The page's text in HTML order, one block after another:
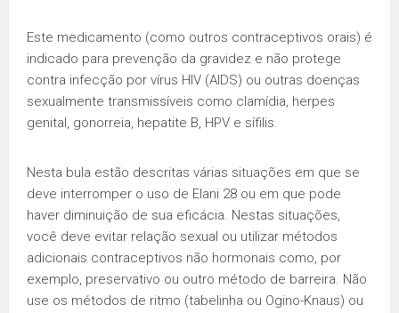
Este medicamento (como outros contraceptivos orais) é
indicado para prevenção da gravidez e não protege
contra infecção por vírus HIV (AIDS) ou outras doenças
sexualmente transmissíveis como clamídia, herpes
genital, gonorreia, hepatite B, HPV e sífilis.
Nesta bula estão descritas várias situações em que se
deve interromper o uso de Elani 28 ou em que pode
haver diminuição de sua eficácia. Nestas situações,
você deve evitar relação sexual ou utilizar métodos
adicionais contraceptivos não hormonais como, por
exemplo, preservativo ou outro método de barreira. Não
use os métodos de ritmo (tabelinha ou Ogino-Knaus) ou